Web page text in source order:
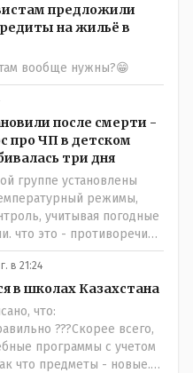
предложили
на жильё в
вообще нужны?😁
после смерти -
про ЧП в детском
три дня
группе установлены
режимы,
учитывая погодные
что это - противоречие.
нет. Этот
день после
спешно установили и
впервые поставили
То есть первая
вторая часть -
все уже было
в 21:24
в школах Казахстана
что:
???Скорее всего,
программы с учетом
что предметы - новые.